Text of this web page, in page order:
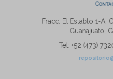
Fracc. El Establo 1-A,
Guanajuato,
Tel: +52 (473)